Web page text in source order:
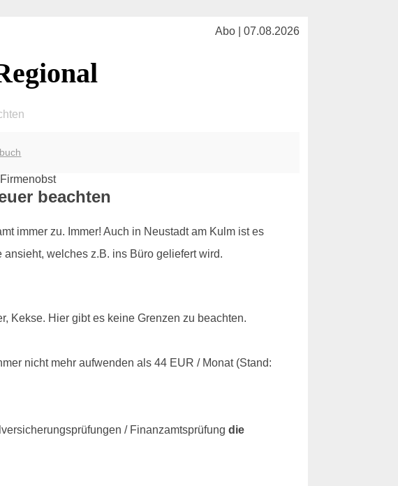
Abo | 07.08.2026
beachten
immer zu. Immer! Auch in Neustadt am Kulm ist es
welches z.B. ins Büro geliefert wird.
Kekse. Hier gibt es keine Grenzen zu beachten.
nicht mehr aufwenden als 44 EUR / Monat (Stand:
/ Finanzamtsprüfung die